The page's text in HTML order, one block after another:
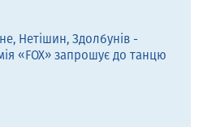
Нетішин, Здолбунів -
«FOX» запрошує до танцю